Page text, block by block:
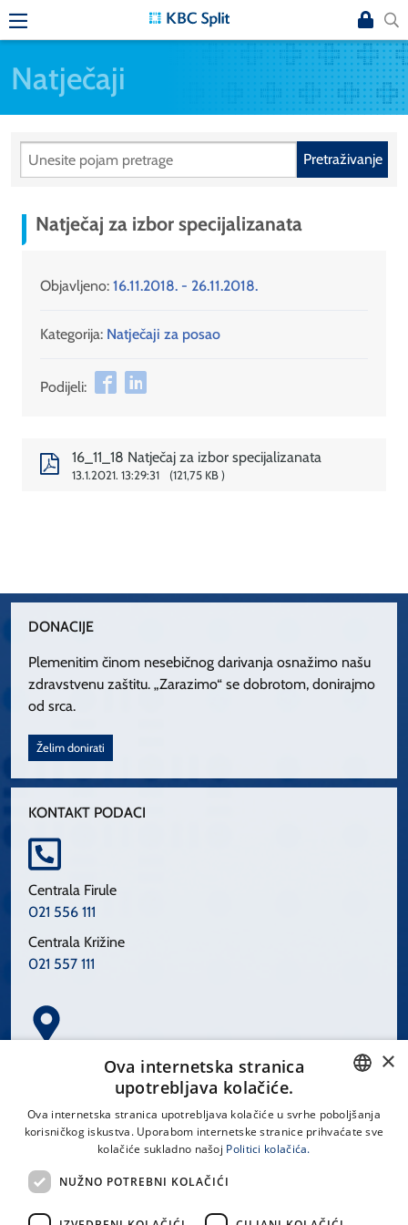
Natječaji
Pretraživanje
Natječaj za izbor specijalizanata
Objavljeno: 16.11.2018. - 26.11.2018.
Kategorija: Natječaji za posao
Podijeli:
16_11_18 Natječaj za izbor specijalizanata
13.1.2021. 13:29:31 121,75 KB
DONACIJE
Plemenitim činom nesebičnog darivanja osnažimo našu
zdravstvenu zaštitu. „Zarazimo“ se dobrotom, donirajmo
od srca.
Želim donirati
KONTAKT PODACI
Centrala Firule
021 556 111
Centrala Križine
021 557 111
Spinčićeva 1, 21000 Split
CROATIAN
×
Ova internetska stranica
upotrebljava kolačiće.
Ova internetska stranica upotrebljava kolačiće u svrhe poboljšanja
korisničkog iskustva. Uporabom internetske stranice prihvaćate sve
kolačiće sukladno našoj Politici kolačića.
NUŽNO POTREBNI KOLAČIĆI